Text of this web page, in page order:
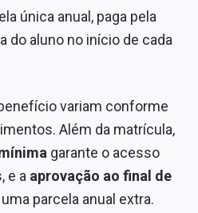
única anual, paga pela
do aluno no início de cada
variam conforme
Além da matrícula,
garante o acesso
e a aprovação ao final de
uma parcela anual extra.